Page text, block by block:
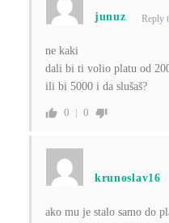
junuz
ne kaki
dali bi ti volio platu od
ili bi 5000 i da slušaš?
0 0
krunoslav16
ako mu je stalo samo do